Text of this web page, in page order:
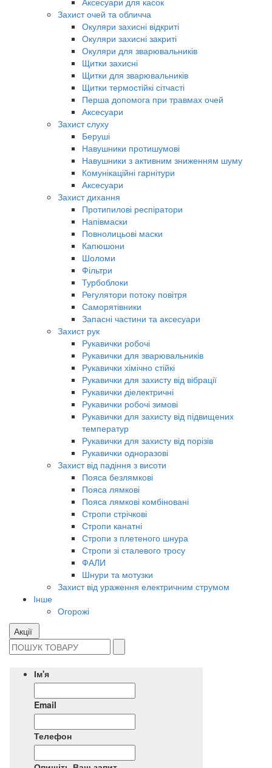
Захист очей та обличча
Окуляри захисні відкриті
Окуляри захисні закриті
Окуляри для зварювальників
Щитки захисні
Щитки для зварювальників
Щитки термостійкі сітчасті
Перша допомога при травмах очей
Аксесуари
Захист слуху
Беруші
Навушники протишумові
Навушники з активним зниженням шуму
Комунікаційні гарнітури
Аксесуари
Захист дихання
Протипилові респіратори
Напівмаски
Повнолицьові маски
Капюшони
Шоломи
Фільтри
Турбоблоки
Регулятори потоку повітря
Саморятівники
Запасні частини та аксесуари
Захист рук
Рукавички робочі
Рукавички для зварювальників
Рукавички хімічно стійкі
Рукавички для захисту від вібрації
Рукавички діелектричні
Рукавички робочі зимові
Рукавички для захисту від підвищених
температур
Рукавички для захисту від порізів
Рукавички одноразові
Захист від падіння з висоти
Пояса безлямкові
Пояса лямкові
Пояса лямкові комбіновані
Стропи стрічкові
Стропи канатні
Стропи з плетеного шнура
Стропи зі сталевого тросу
ФАЛИ
Шнури та мотузки
Захист від ураження електричним струмом
Інше
Огорожі
Акції
Ім'я
Email
Телефон